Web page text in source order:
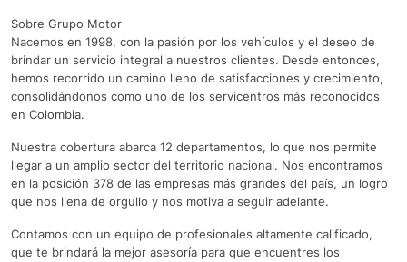
Sobre Grupo Motor
Nacemos en 1998, con la pasión por los vehículos y el deseo de
brindar un servicio integral a nuestros clientes. Desde entonces,
hemos recorrido un camino lleno de satisfacciones y crecimiento,
consolidándonos como uno de los servicentros más reconocidos
en Colombia.
Nuestra cobertura abarca 12 departamentos, lo que nos permite
llegar a un amplio sector del territorio nacional. Nos encontramos
en la posición 378 de las empresas más grandes del país, un logro
que nos llena de orgullo y nos motiva a seguir adelante.
Contamos con un equipo de profesionales altamente calificado,
que te brindará la mejor asesoría para que encuentres los